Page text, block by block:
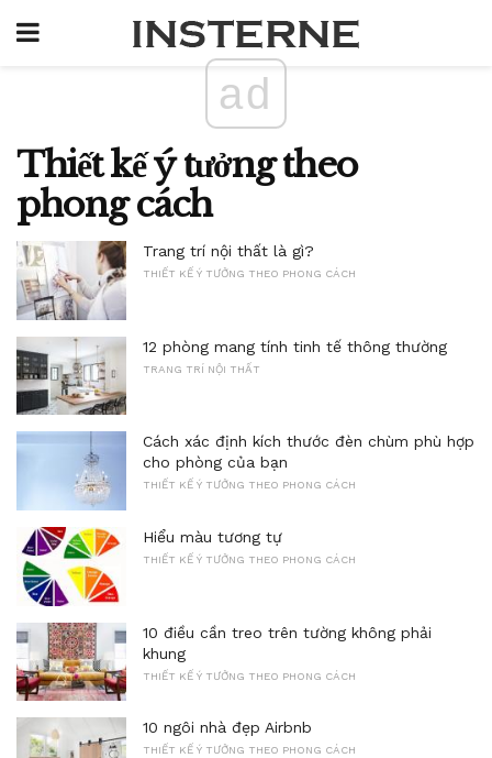
ad
Thiết kế ý tưởng theo
phong cách
Trang trí nội thất là gì?
THIẾT KẾ Ý TƯỞNG THEO PHONG CÁCH
12 phòng mang tính tinh tế thông thường
TRANG TRÍ NỘI THẤT
Cách xác định kích thước đèn chùm phù hợp
cho phòng của bạn
THIẾT KẾ Ý TƯỞNG THEO PHONG CÁCH
Hiểu màu tương tự
THIẾT KẾ Ý TƯỞNG THEO PHONG CÁCH
10 điều cần treo trên tường không phải
khung
THIẾT KẾ Ý TƯỞNG THEO PHONG CÁCH
10 ngôi nhà đẹp Airbnb
THIẾT KẾ Ý TƯỞNG THEO PHONG CÁCH